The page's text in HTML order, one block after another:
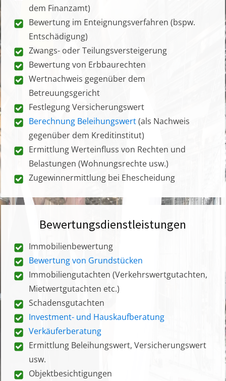
dem Finanzamt)
Bewertung im Enteignungsverfahren (bspw.
Entschädigung)
Zwangs- oder Teilungsversteigerung
Bewertung von Erbbaurechten
Wertnachweis gegenüber dem
Betreuungsgericht
Festlegung Versicherungswert
Berechnung Beleihungswert(als Nachweis
gegenüber dem Kreditinstitut)
Ermittlung Werteinfluss von Rechten und
Belastungen (Wohnungsrechte usw.)
Zugewinnermittlung bei Ehescheidung
Bewertungsdienstleistungen
Immobilienbewertung
Bewertung von Grundstücken
Immobiliengutachten (Verkehrswertgutachten,
Mietwertgutachten etc.)
Schadensgutachten
Investment- und Hauskaufberatung
Verkäuferberatung
Ermittlung Beleihungswert, Versicherungswert
usw.
Objektbesichtigungen